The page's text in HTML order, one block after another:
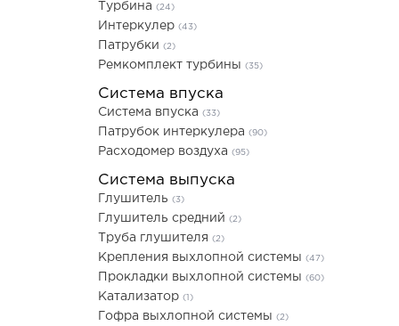
Турбина (24)
Интеркулер (43)
Патрубки (2)
Ремкомплект турбины (35)
Система впуска
Система впуска (33)
Патрубок интеркулера (90)
Расходомер воздуха (95)
Система выпуска
Глушитель (3)
Глушитель средний (2)
Труба глушителя (2)
Крепления выхлопной системы (47)
Прокладки выхлопной системы (60)
Катализатор (1)
Гофра выхлопной системы (2)